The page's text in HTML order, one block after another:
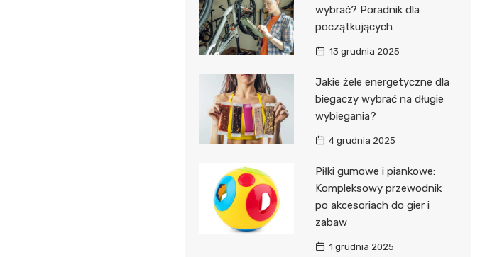
wybrać? Poradnik dla
początkujących
13 grudnia 2025
Jakie żele energetyczne dla
biegaczy wybrać na długie
wybiegania?
4 grudnia 2025
Piłki gumowe i piankowe:
Kompleksowy przewodnik
po akcesoriach do gier i
zabaw
1 grudnia 2025